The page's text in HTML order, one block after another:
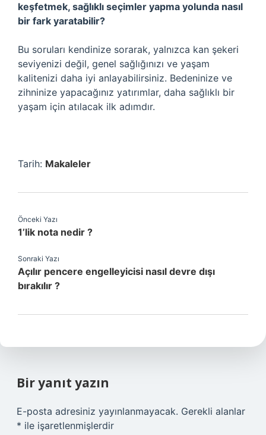
keşfetmek, sağlıklı seçimler yapma yolunda nasıl
bir fark yaratabilir?
Bu soruları kendinize sorarak, yalnızca kan şekeri
seviyenizi değil, genel sağlığınızı ve yaşam
kalitenizi daha iyi anlayabilirsiniz. Bedeninize ve
zihninize yapacağınız yatırımlar, daha sağlıklı bir
yaşam için atılacak ilk adımdır.
Tarih: Makaleler
Önceki Yazı
1’lik nota nedir ?
Sonraki Yazı
Açılır pencere engelleyicisi nasıl devre dışı
bırakılır ?
Bir yanıt yazın
E-posta adresiniz yayınlanmayacak. Gerekli alanlar
* ile işaretlenmişlerdir